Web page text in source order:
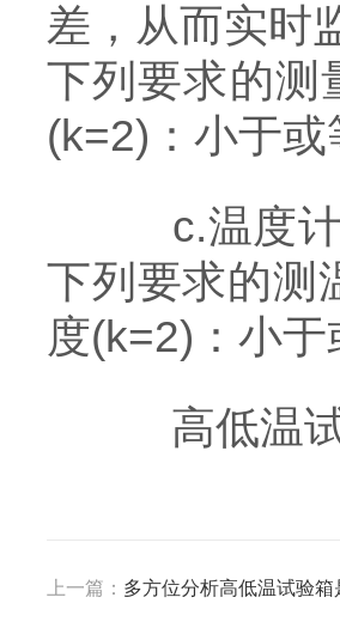
差，从而实时
下列要求的测
(k=2)：小于
c.温度计
下列要求的测
度(k=2)：小
高低温试
上一篇： 多方位分析高低温试验